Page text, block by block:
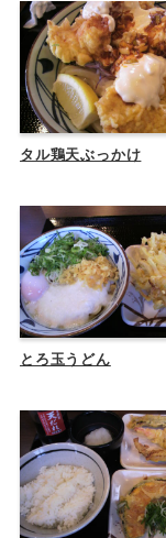
タル鶏天ぶっかけ
とろ玉うどん